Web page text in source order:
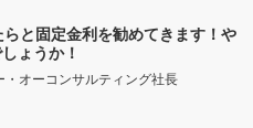
と固定金利を勧めてきます！や
ょうか！
・オーコンサルティング社長